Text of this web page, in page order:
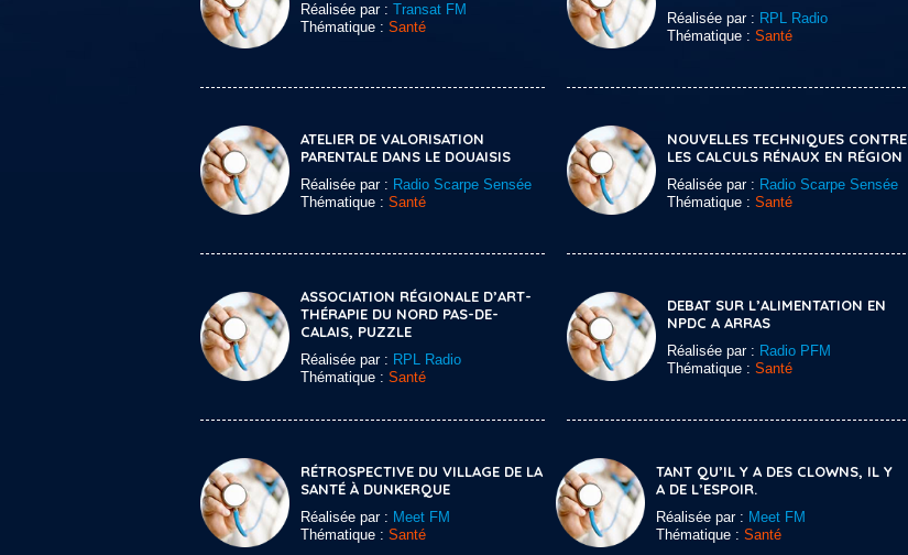
Réalisée par : Transat FM
Thématique : Santé
Réalisée par : RPL Radio
Thématique : Santé
ATELIER DE VALORISATION
PARENTALE DANS LE DOUAISIS
Réalisée par : Radio Scarpe Sensée
Thématique : Santé
NOUVELLES TECHNIQUES CONTRE
LES CALCULS RÉNAUX EN RÉGION
Réalisée par : Radio Scarpe Sensée
Thématique : Santé
ASSOCIATION RÉGIONALE D’ART-
THÉRAPIE DU NORD PAS-DE-
CALAIS, PUZZLE
Réalisée par : RPL Radio
Thématique : Santé
DEBAT SUR L’ALIMENTATION EN
NPDC A ARRAS
Réalisée par : Radio PFM
Thématique : Santé
RÉTROSPECTIVE DU VILLAGE DE LA
SANTÉ À DUNKERQUE
Réalisée par : Meet FM
Thématique : Santé
TANT QU’IL Y A DES CLOWNS, IL Y
A DE L’ESPOIR.
Réalisée par : Meet FM
Thématique : Santé